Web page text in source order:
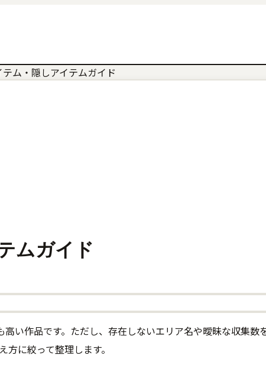
テム・隠しアイテムガイド
ムガイド
い作品です。ただし、存在しないエリア名や曖昧な収集数
に絞って整理します。